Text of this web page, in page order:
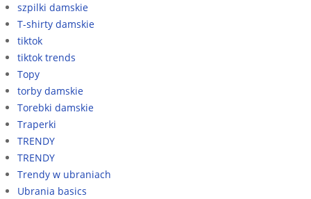
szpilki damskie
T-shirty damskie
tiktok
tiktok trends
Topy
torby damskie
Torebki damskie
Traperki
TRENDY
TRENDY
Trendy w ubraniach
Ubrania basics